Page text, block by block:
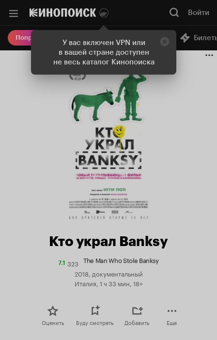
У вас включен VPN или
в вашей стране доступен
не весь каталог Кинопоиска
Войти
Попробовать Плюс Онлайн-кинотеатр
Кто украл Banksy
7.1Рейтинг
Кинопоиска
323 The Man Who Stole Banksy
2018, документальный
Италия, 1 ч 33 мин, 18+
Оценить Буду смотреть Добавить Еще